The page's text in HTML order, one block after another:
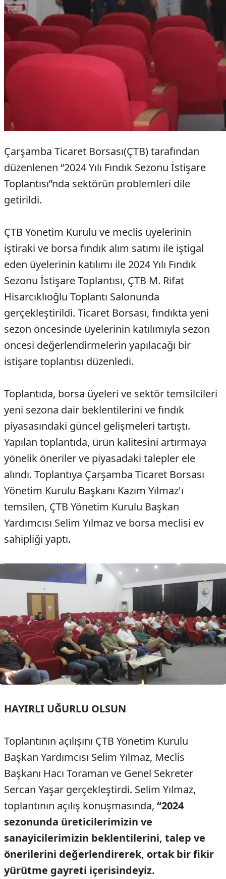
Çarşamba Ticaret Borsası(ÇTB) tarafından
düzenlenen “2024 Yılı Fındık Sezonu İstişare
Toplantısı”nda sektörün problemleri dile
getirildi.
ÇTB Yönetim Kurulu ve meclis üyelerinin
iştiraki ve borsa fındık alım satımı ile iştigal
eden üyelerinin katılımı ile 2024 Yılı Fındık
Sezonu İstişare Toplantısı, ÇTB M. Rifat
Hisarcıklıoğlu Toplantı Salonunda
gerçekleştirildi. Ticaret Borsası, fındıkta yeni
sezon öncesinde üyelerinin katılımıyla sezon
öncesi değerlendirmelerin yapılacağı bir
istişare toplantısı düzenledi.
Toplantıda, borsa üyeleri ve sektör temsilcileri
yeni sezona dair beklentilerini ve fındık
piyasasındaki güncel gelişmeleri tartıştı.
Yapılan toplantıda, ürün kalitesini artırmaya
yönelik öneriler ve piyasadaki talepler ele
alındı. Toplantıya Çarşamba Ticaret Borsası
Yönetim Kurulu Başkanı Kazım Yılmaz'ı
temsilen, ÇTB Yönetim Kurulu Başkan
Yardımcısı Selim Yılmaz ve borsa meclisi ev
sahipliği yaptı.
HAYIRLI UĞURLU OLSUN
Toplantının açılışını ÇTB Yönetim Kurulu
Başkan Yardımcısı Selim Yılmaz, Meclis
Başkanı Hacı Toraman ve Genel Sekreter
Sercan Yaşar gerçekleştirdi. Selim Yılmaz,
toplantının açılış konuşmasında, “2024
sezonunda üreticilerimizin ve
sanayicilerimizin beklentilerini, talep ve
önerilerini değerlendirerek, ortak bir fikir
yürütme gayreti içerisindeyiz.